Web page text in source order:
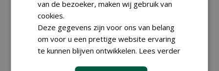
Hardenberg?
29-12-2024
van de bezoeker, maken wij gebruik van
cookies.
Deze gegevens zijn voor ons van belang
om voor u een prettige website ervaring
te kunnen blijven ontwikkelen. Lees verder